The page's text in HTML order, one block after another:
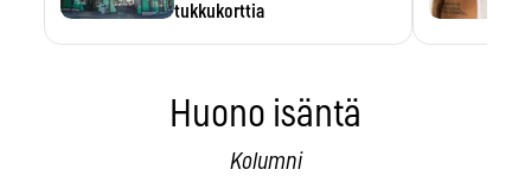
tukkukorttia
Huono isäntä
Kolumni